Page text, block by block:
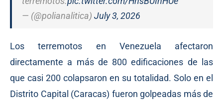
— (@polianalitica) July 3, 2026
Los terremotos en Venezuela afectaron
directamente a más de 800 edificaciones de las
que casi 200 colapsaron en su totalidad. Solo en el
Distrito Capital (Caracas) fueron golpeadas más de